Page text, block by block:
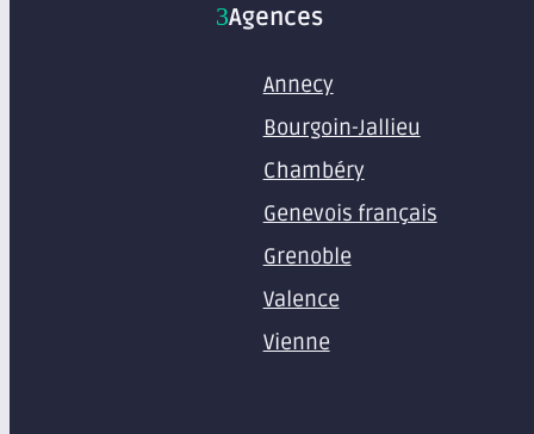
Agences
Annecy
Bourgoin-Jallieu
Chambéry
Genevois français
Grenoble
Valence
Vienne